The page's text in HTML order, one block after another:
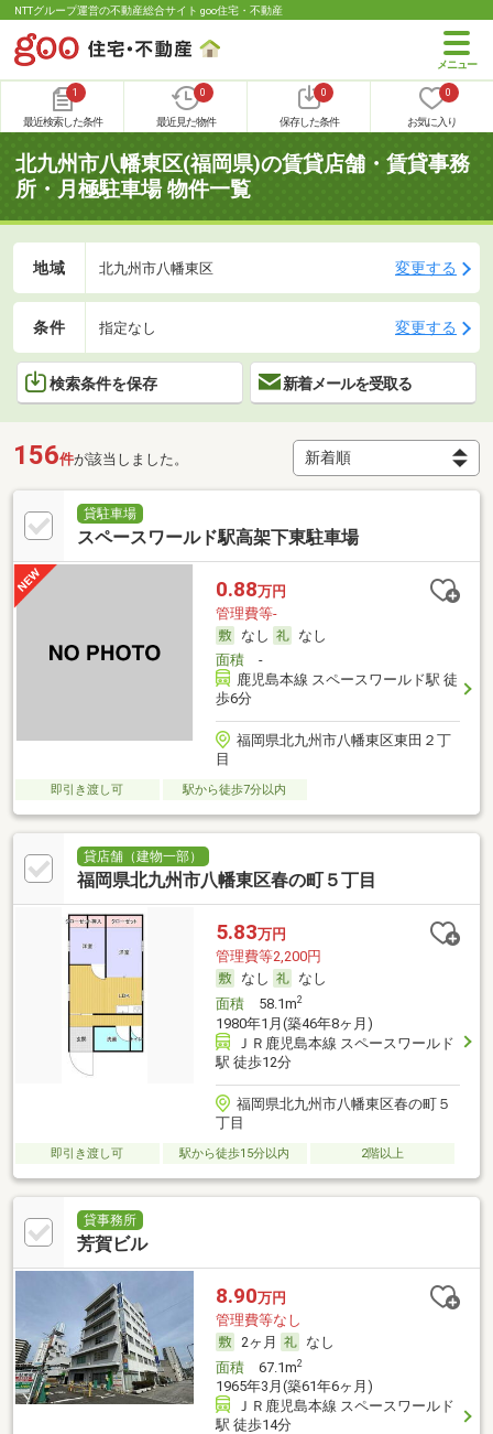
NTTグループ運営の不動産総合サイト goo住宅・不動産
1
最近検索した条件
0
最近見た物件
0
保存した条件
0
お気に入り
北九州市八幡東区(福岡県)の賃貸店舗・賃貸事務
所・月極駐車場 物件一覧
地域 北九州市八幡東区 変更する
条件 指定なし 変更する
検索条件を保存 新着メールを受取る
156件が該当しました。
貸駐車場
スペースワールド駅高架下東駐車場
0.88万円
管理費等-
なし
なし
面積-
鹿児島本線 スペースワールド駅 徒
歩6分
福岡県北九州市八幡東区東田２丁
目
即引き渡し可 駅から徒歩7分以内
貸店舗（建物一部）
福岡県北九州市八幡東区春の町５丁目
5.83万円
管理費等2,200円
なし
なし
面積58.1m2
1980年1月(築46年8ヶ月)
ＪＲ鹿児島本線 スペースワールド
駅 徒歩12分
福岡県北九州市八幡東区春の町５
丁目
即引き渡し可 駅から徒歩15分以内 2階以上
貸事務所
芳賀ビル
8.90万円
管理費等なし
2ヶ月
なし
面積67.1m2
1965年3月(築61年6ヶ月)
ＪＲ鹿児島本線 スペースワールド
駅 徒歩14分